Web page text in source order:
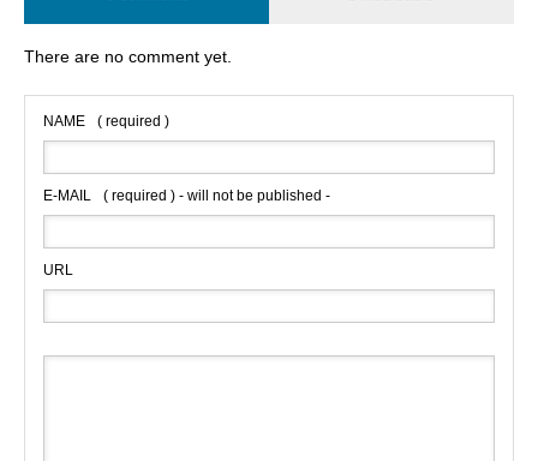
There are no comment yet.
NAME ( required )
E-MAIL ( required ) - will not be published -
URL